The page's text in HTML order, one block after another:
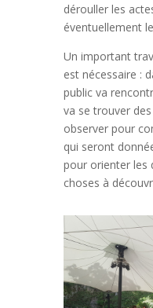
dérouller les
éventuellement
Un important
est nécessaire :
public va
va se trouver
observer pour
qui seront
pour orienter les
choses à